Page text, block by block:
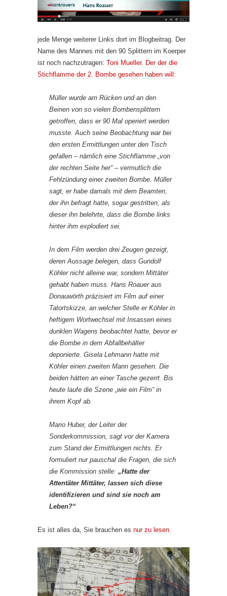
jede Menge weiterer Links dort im Blogbeitrag. Der
Name des Mannes mit den 90 Splittern im Koerper
ist noch nachzutragen: Toni Mueller. Der der die
Stichflamme der 2. Bombe gesehen haben will:
Müller wurde am Rücken und an den
Beinen von so vielen Bombensplittern
getroffen, dass er 90 Mal operiert werden
musste. Auch seine Beobachtung war bei
den ersten Ermittlungen unter den Tisch
gefallen – nämlich eine Stichflamme „von
der rechten Seite her“ – vermutlich die
Fehlzündung einer zweiten Bombe. Müller
sagt, er habe damals mit dem Beamten,
der ihn befragt hatte, sogar gestritten, als
dieser ihn belehrte, dass die Bombe links
hinter ihm explodiert sei.
In dem Film werden drei Zeugen gezeigt,
deren Aussage belegen, dass Gundolf
Köhler nicht alleine war, sondern Mittäter
gehabt haben muss. Hans Roauer aus
Donauwörth präzisiert im Film auf einer
Tatortskizze, an welcher Stelle er Köhler in
heftigem Wortwechsel mit Insassen eines
dunklen Wagens beobachtet hatte, bevor er
die Bombe in dem Abfallbehälter
deponierte. Gisela Lehmann hatte mit
Köhler einen zweiten Mann gesehen. Die
beiden hätten an einer Tasche gezerrt. Bis
heute laufe die Szene „wie ein Film“ in
ihrem Kopf ab.
Mario Huber, der Leiter der
Sonderkommission, sagt vor der Kamera
zum Stand der Ermittlungen nichts. Er
formuliert nur pauschal die Fragen, die sich
die Kommission stelle: „Hatte der
Attentäter Mittäter, lassen sich diese
identifizieren und sind sie noch am
Leben?“
Es ist alles da, Sie brauchen es nur zu lesen.